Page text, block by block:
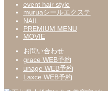
event hair style
muruaシールエクステ
NAIL
PREMIUM MENU
MOVIE
お問い合わせ
grace WEB予約
unage WEB予約
Laxce WEB予約